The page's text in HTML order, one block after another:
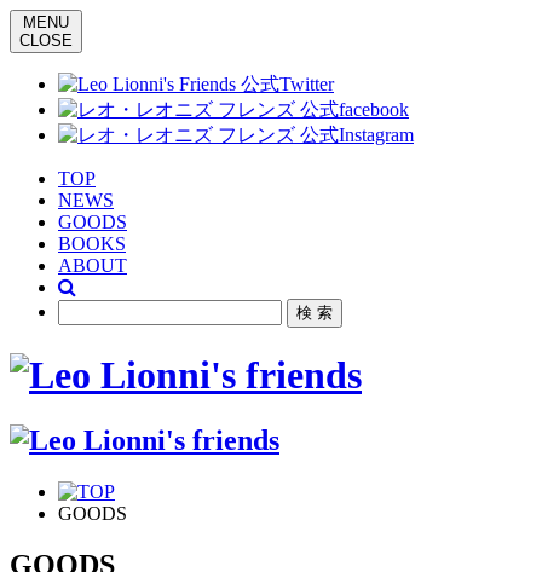
MENU
CLOSE
TOP
NEWS
GOODS
BOOKS
ABOUT
GOODS
GOODS